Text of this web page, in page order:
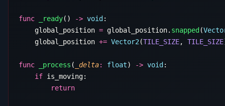
func _ready() -> void
    global_position
= global_position. snapped (
    global_position
+= Vector2 (TILE_SIZE, TILE_SIZE
func _process ( _delta: float) -> void
    if